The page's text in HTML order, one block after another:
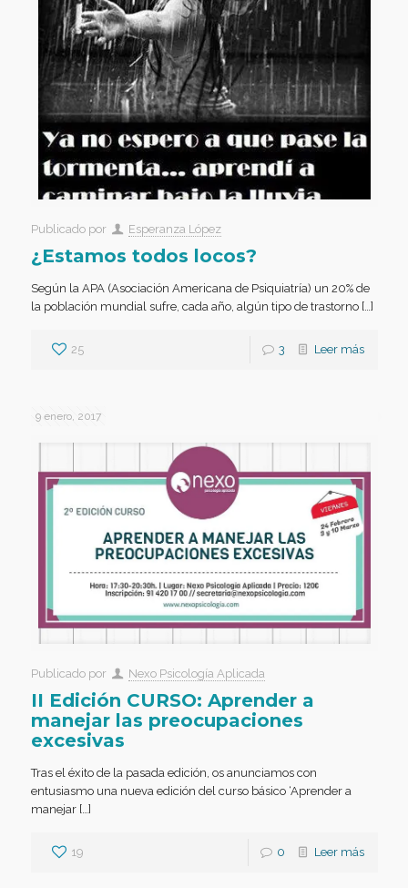
Publicado por Esperanza López
¿Estamos todos locos?
Según la APA (Asociación Americana de Psiquiatría) un 20% de
la población mundial sufre, cada año, algún tipo de trastorno […]
25 3 Leer más
9 enero, 2017
Publicado por Nexo Psicología Aplicada
II Edición CURSO: Aprender a
manejar las preocupaciones
excesivas
Tras el éxito de la pasada edición, os anunciamos con
entusiasmo una nueva edición del curso básico ‘Aprender a
manejar […]
19 0 Leer más